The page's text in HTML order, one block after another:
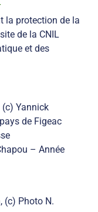
la protection de la
de la CNIL
et des
Yannick
de Figeac
– Année
(c) Photo N.